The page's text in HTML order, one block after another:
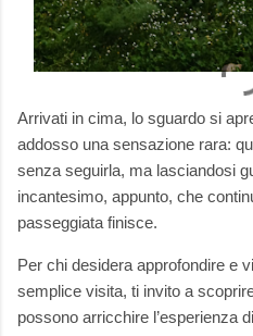
Arrivati in cima, lo sguardo si
addosso una sensazione rara:
senza seguirla, ma lasciandosi
incantesimo, appunto, che
passeggiata finisce.
Per chi desidera approfondire e
semplice visita, ti invito a
possono arricchire l’esperienza